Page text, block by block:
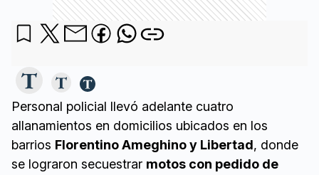
Personal policial llevó adelante cuatro
allanamientos en domicilios ubicados en los
barrios Florentino Ameghino y Libertad, donde
se lograron secuestrar motos con pedido de